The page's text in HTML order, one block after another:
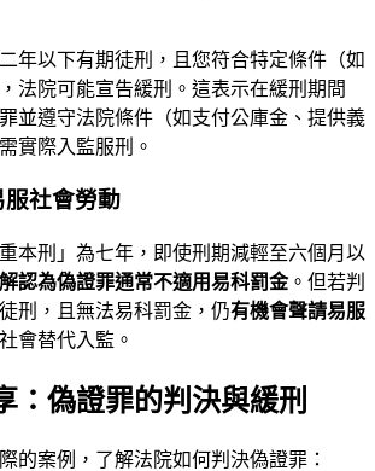
年以下有期徒刑，且您符合特定條件（如
法院可能宣告緩刑。這表示在緩刑期間
並遵守法院條件（如支付公庫金、提供義
實際入監服刑。
社會勞動
本刑」為七年，即使刑期減輕至六個月以
認為偽證罪通常不適用易科罰金。但若判
刑，且無法易科罰金，仍有機會聲請易服
會替代入監。
：偽證罪的判決與緩刑
的案例，了解法院如何判決偽證罪：